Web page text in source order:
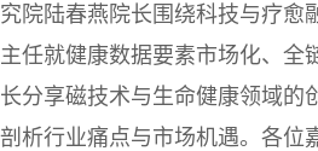
究院陆春燕院长围绕科技与疗愈
主任就健康数据要素市场化、全
长分享磁技术与生命健康领域的
剖析行业痛点与市场机遇。各位